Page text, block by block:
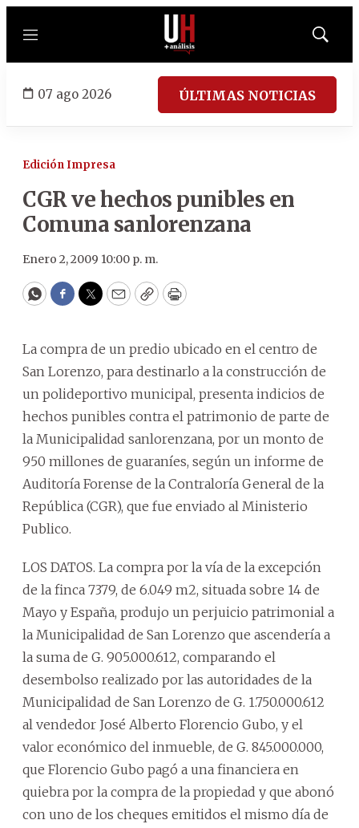
Menú
Mostrar
07 ago 2026 ÚLTIMAS NOTICIAS
Edición Impresa
CGR ve hechos punibles en
Comuna sanlorenzana
Enero 2, 2009 10:00 p. m.
WhatsApp
Facebook
Twitter
EmailCopyPrint
La compra de un predio ubicado en el centro de
San Lorenzo, para destinarlo a la construcción de
un polideportivo municipal, presenta indicios de
hechos punibles contra el patrimonio de parte de
la Municipalidad sanlorenzana, por un monto de
950 millones de guaraníes, según un informe de
Auditoría Forense de la Contraloría General de la
República (CGR), que fue enviado al Ministerio
Publico.
LOS DATOS. La compra por la vía de la excepción
de la finca 7379, de 6.049 m2, situada sobre 14 de
Mayo y España, produjo un perjuicio patrimonial a
la Municipalidad de San Lorenzo que ascendería a
la suma de G. 905.000.612, comparando el
desembolso realizado por las autoridades de la
Municipalidad de San Lorenzo de G. 1.750.000.612
al vendedor José Alberto Florencio Gubo, y el
valor económico del inmueble, de G. 845.000.000,
que Florencio Gubo pagó a una financiera en
quiebra por la compra de la propiedad y que abonó
con uno de los cheques emitidos el mismo día de